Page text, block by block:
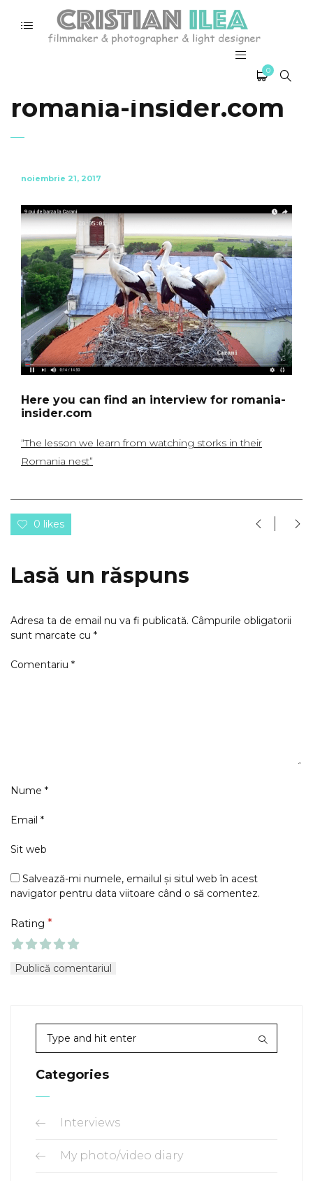
0
romania-insider.com
noiembrie 21, 2017
Here you can find an interview for romania-
insider.com
“The lesson we learn from watching storks in their
Romania nest”
0 likes
Lasă un răspuns
Adresa ta de email nu va fi publicată. Câmpurile obligatorii
sunt marcate cu *
Comentariu *
Nume *
Email *
Sit web
Salvează-mi numele, emailul și situl web în acest
navigator pentru data viitoare când o să comentez.
Rating *
Categories
Interviews
My photo/video diary